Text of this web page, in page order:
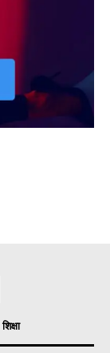
शिक्षा